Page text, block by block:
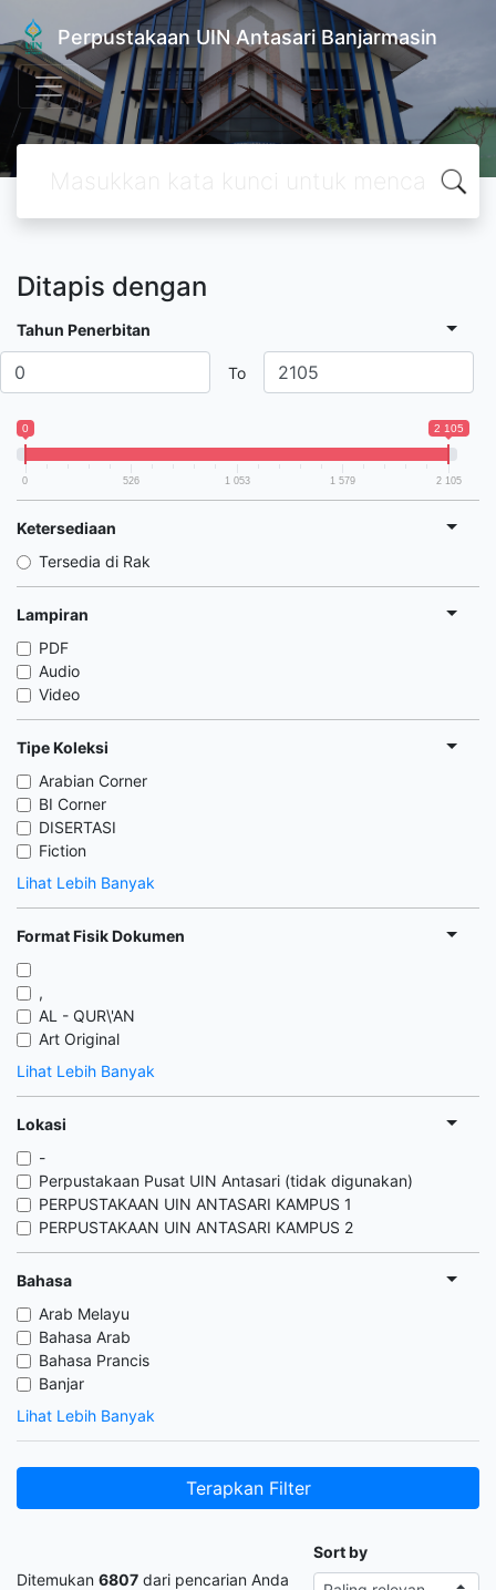
Perpustakaan UIN Antasari Banjarmasin
Ditapis dengan
Tahun Penerbitan
To
0 2 105
0 526 1 053 1 579 2 105
Ketersediaan
Tersedia di Rak
Lampiran
PDF
Audio
Video
Tipe Koleksi
Arabian Corner
BI Corner
DISERTASI
Fiction
Lihat Lebih Banyak
Format Fisik Dokumen
,
AL - QUR\'AN
Art Original
Lihat Lebih Banyak
Lokasi
-
Perpustakaan Pusat UIN Antasari (tidak digunakan)
PERPUSTAKAAN UIN ANTASARI KAMPUS 1
PERPUSTAKAAN UIN ANTASARI KAMPUS 2
Bahasa
Arab Melayu
Bahasa Arab
Bahasa Prancis
Banjar
Lihat Lebih Banyak
Terapkan Filter
Ditemukan 6807 dari pencarian Anda
Sort by